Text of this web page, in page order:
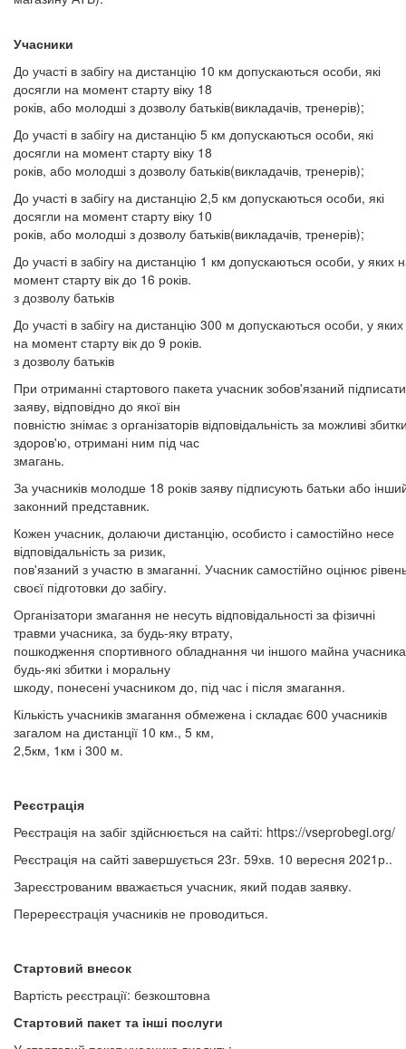
Учасники
До участі в забігу на дистанцію 10 км допускаються особи, які
досягли на момент старту віку 18
років, або молодші з дозволу батьків(викладачів, тренерів);
До участі в забігу на дистанцію 5 км допускаються особи, які
досягли на момент старту віку 18
років, або молодші з дозволу батьків(викладачів, тренерів);
До участі в забігу на дистанцію 2,5 км допускаються особи, які
досягли на момент старту віку 10
років, або молодші з дозволу батьків(викладачів, тренерів);
До участі в забігу на дистанцію 1 км допускаються особи, у яких
момент старту вік до 16 років.
з дозволу батьків
До участі в забігу на дистанцію 300 м допускаються особи, у яких
на момент старту вік до 9 років.
з дозволу батьків
При отриманні стартового пакета учасник зобов'язаний підписати
заяву, відповідно до якої він
повністю знімає з організаторів відповідальність за можливі
здоров'ю, отримані ним під час
змагань.
За учасників молодше 18 років заяву підписують батьки або
законний представник.
Кожен учасник, долаючи дистанцію, особисто і самостійно несе
відповідальність за ризик,
пов'язаний з участю в змаганні. Учасник самостійно оцінює
своєї підготовки до забігу.
Організатори змагання не несуть відповідальності за фізичні
травми учасника, за будь-яку втрату,
пошкодження спортивного обладнання чи іншого майна
будь-які збитки і моральну
шкоду, понесені учасником до, під час і після змагання.
Кількість учасників змагання обмежена і складає 600 учасників
загалом на дистанції 10 км., 5 км,
2,5км, 1км і 300 м.
Реєстрація
Реєстрація на забіг здійснюється на сайті: https://vseprobegi.org/
Реєстрація на сайті завершується 23г. 59хв. 10 вересня 2021р..
Зареєстрованим вважається учасник, який подав заявку.
Перереєстрація учасників не проводиться.
Стартовий внесок
Вартість реєстрації: безкоштовна
Стартовий пакет та інші послуги